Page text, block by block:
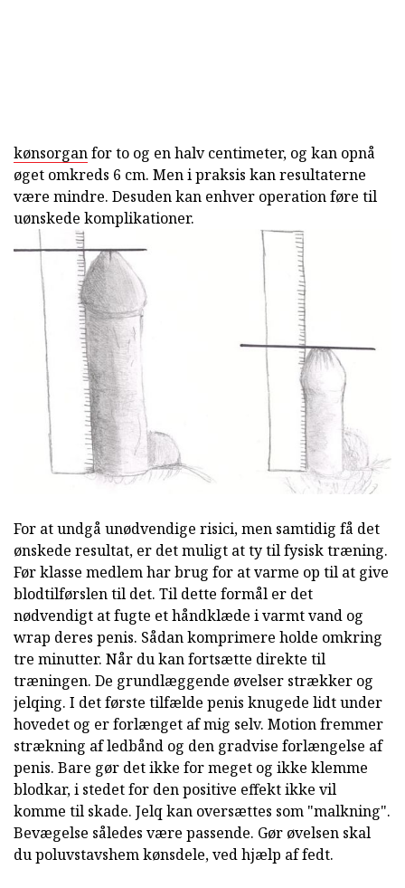
kønsorganfor to og en halv centimeter, og kan opnå
øget omkreds 6 cm. Men i praksis kan resultaterne
være mindre. Desuden kan enhver operation føre til
uønskede komplikationer.
For at undgå unødvendige risici, men samtidig få det
ønskede resultat, er det muligt at ty til fysisk træning.
Før klasse medlem har brug for at varme op til at give
blodtilførslen til det. Til dette formål er det
nødvendigt at fugte et håndklæde i varmt vand og
wrap deres penis. Sådan komprimere holde omkring
tre minutter. Når du kan fortsætte direkte til
træningen. De grundlæggende øvelser strækker og
jelqing. I det første tilfælde penis knugede lidt under
hovedet og er forlænget af mig selv. Motion fremmer
strækning af ledbånd og den gradvise forlængelse af
penis. Bare gør det ikke for meget og ikke klemme
blodkar, i stedet for den positive effekt ikke vil
komme til skade. Jelq kan oversættes som "malkning".
Bevægelse således være passende. Gør øvelsen skal
du poluvstavshem kønsdele, ved hjælp af fedt.